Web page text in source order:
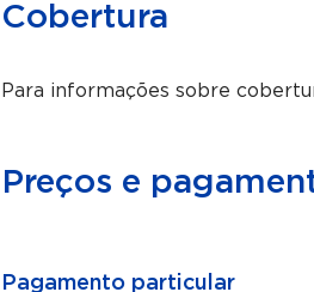
Cobertura
Para informações sobre
Preços e
Pagamento particular